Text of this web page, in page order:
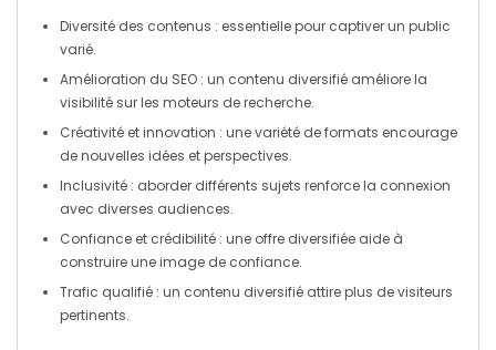
Diversité des contenus : essentielle pour captiver un public
varié.
Amélioration du SEO : un contenu diversifié améliore la
visibilité sur les moteurs de recherche.
Créativité et innovation : une variété de formats encourage
de nouvelles idées et perspectives.
Inclusivité : aborder différents sujets renforce la connexion
avec diverses audiences.
Confiance et crédibilité : une offre diversifiée aide à
construire une image de confiance.
Trafic qualifié : un contenu diversifié attire plus de visiteurs
pertinents.